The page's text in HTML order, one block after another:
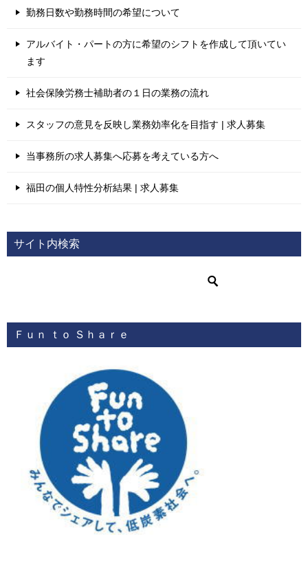
勤務日数や勤務時間の希望について
アルバイト・パートの方に希望のシフトを作成して頂いてい
ます
社会保険労務士補助者の１日の業務の流れ
スタッフの意見を反映し業務効率化を目指す | 求人募集
当事務所の求人募集へ応募を考えている方へ
福田の個人特性分析結果 | 求人募集
サイト内検索
Ｆｕｎ ｔｏ Ｓｈａｒｅ